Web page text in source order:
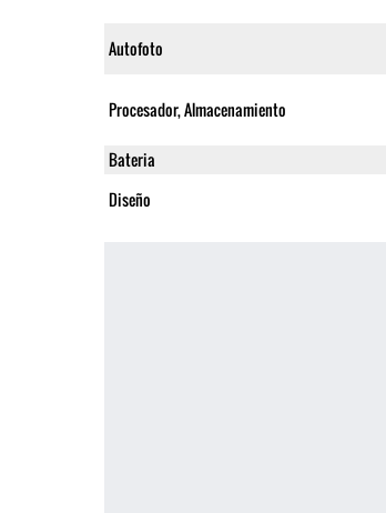
Autofoto
Procesador, Almacenamiento
Bateria
Diseño